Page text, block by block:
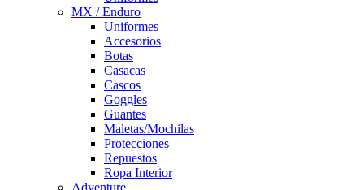
MX / Enduro
Uniformes
Accesorios
Botas
Casacas
Cascos
Goggles
Guantes
Maletas/Mochilas
Protecciones
Repuestos
Ropa Interior
Adventure